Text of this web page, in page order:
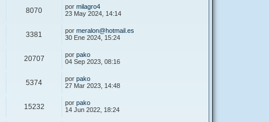
8070 por milagro4
23 May 2024, 14:14
3381 por meralon@hotmail.es
30 Ene 2024, 15:24
20707 por pako
04 Sep 2023, 08:16
5374 por pako
27 Mar 2023, 14:48
15232 por pako
14 Jun 2022, 18:24